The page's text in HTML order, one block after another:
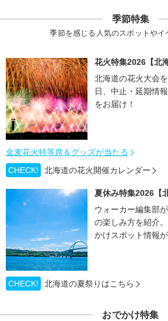
季節特集
季節を感じる人気のスポットやイ
花火特集2026【北
北海道の花火大会
日、中止・延期情
をお届け！
金麦花火特等席＆グッズが当たる
CHECK!
北海道の花火開催カレンダー
夏休み特集2026【
ウォーカー編集部
の楽しみ方を紹介
かけスポット情報
CHECK! 北海道の夏祭りはこちら
おでかけ特集